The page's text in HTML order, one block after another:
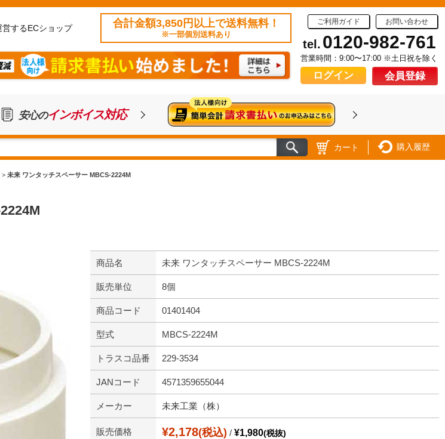
するECショップ 合計金額3,850円以上で送料無料！
※一部個別送料あり
ご利用ガイド お問い合わせ
tel. 0120-982-761
営業時間：9:00〜17:00 ※土日祝を除く
ログイン 会員登録
安心のインボイス対応
カート 購入履歴
> 未来 ワンタッチスペーサー MBCS-2224M
商品名 未来 ワンタッチスペーサー MBCS-2224M
販売単位 8個
商品コード 01401404
型式 MBCS-2224M
トラスコ品番 229-3534
JANコード 4571359655044
メーカー 未来工業（株）
販売価格 ¥2,178(税込) / ¥1,980(税抜)